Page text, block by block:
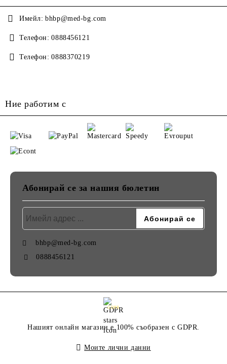
Имейл: bhbp@med-bg.com
Телефон: 0888456121
Телефон: 0888370219
Ние работим с
Абонирай се за нашия бюлетин
bhbp@med-bg.com
0888456121
GDPR
Нашият онлайн магазин е 100% съобразен с GDPR.
Моите лични данни